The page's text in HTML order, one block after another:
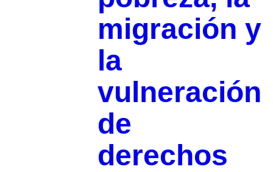
migración y
la
vulneración
de
derechos